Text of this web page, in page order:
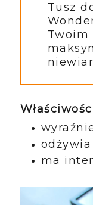
Tusz
Twoim
ma